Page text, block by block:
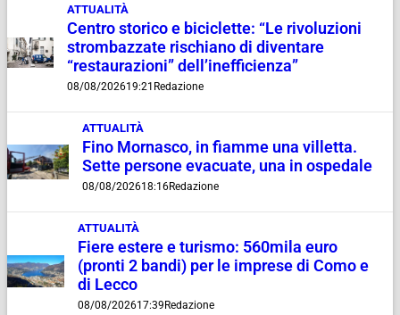
ATTUALITÀ
Centro storico e biciclette: “Le rivoluzioni
strombazzate rischiano di diventare
“restaurazioni” dell’inefficienza”
08/08/202619:21 Redazione
ATTUALITÀ
Fino Mornasco, in fiamme una villetta.
Sette persone evacuate, una in ospedale
08/08/202618:16Redazione
ATTUALITÀ
Fiere estere e turismo: 560mila euro
(pronti 2 bandi) per le imprese di Como e
di Lecco
08/08/202617:39 Redazione